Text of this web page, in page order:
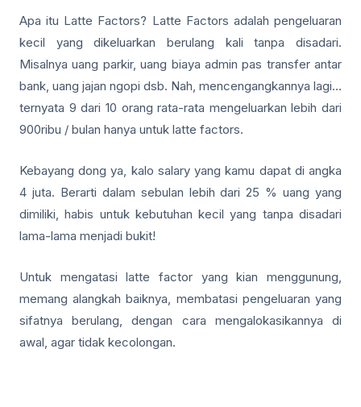
Apa itu Latte Factors? Latte Factors adalah pengeluaran
kecil yang dikeluarkan berulang kali tanpa disadari.
Misalnya uang parkir, uang biaya admin pas transfer antar
bank, uang jajan ngopi dsb. Nah, mencengangkannya lagi…
ternyata 9 dari 10 orang rata-rata mengeluarkan lebih dari
900ribu / bulan hanya untuk latte factors.
Kebayang dong ya, kalo salary yang kamu dapat di angka
4 juta. Berarti dalam sebulan lebih dari 25 % uang yang
dimiliki, habis untuk kebutuhan kecil yang tanpa disadari
lama-lama menjadi bukit!
Untuk mengatasi latte factor yang kian menggunung,
memang alangkah baiknya, membatasi pengeluaran yang
sifatnya berulang, dengan cara mengalokasikannya di
awal, agar tidak kecolongan.